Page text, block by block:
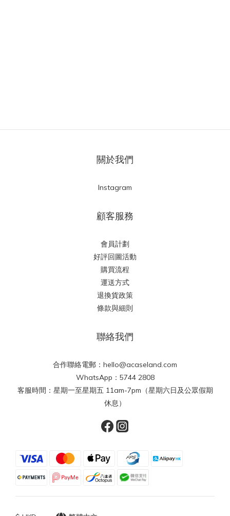
關於我們
Instagram
顧客服務
會員計劃
好評回圖活動
購買流程
運送方式
退換貨政策
條款與細則
聯絡我們
合作聯絡電郵：hello@acaseland.com
WhatsApp：5744 2808
客服時間：星期一至星期五 11am-7pm（星期六日及公眾假期
休息）